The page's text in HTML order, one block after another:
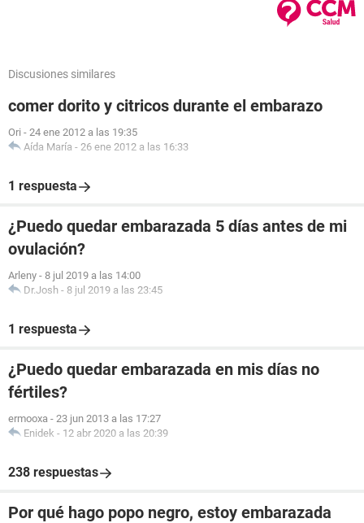
Discusiones similares
comer dorito y citricos durante el embarazo
Ori - 24 ene 2012 a las 19:35
Aída María - 26 ene 2012 a las 16:33
1 respuesta
¿Puedo quedar embarazada 5 días antes de mi
ovulación?
Arleny - 8 jul 2019 a las 14:00
Dr.Josh - 8 jul 2019 a las 23:45
1 respuesta
¿Puedo quedar embarazada en mis días no
fértiles?
ermooxa - 23 jun 2013 a las 17:27
Enidek - 12 abr 2020 a las 20:39
238 respuestas
Por qué hago popo negro, estoy embarazada